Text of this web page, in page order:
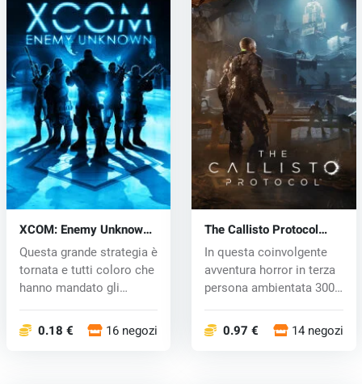
XCOM: Enemy Unknown
(PC) CD key
Questa grande strategia è
tornata e tutti coloro che
hanno mandato gli
0.18 € 16 negozi
The Callisto Protocol
(PC) key
In questa coinvolgente
avventura horror in terza
persona ambientata 300
0.97 € 14 negozi